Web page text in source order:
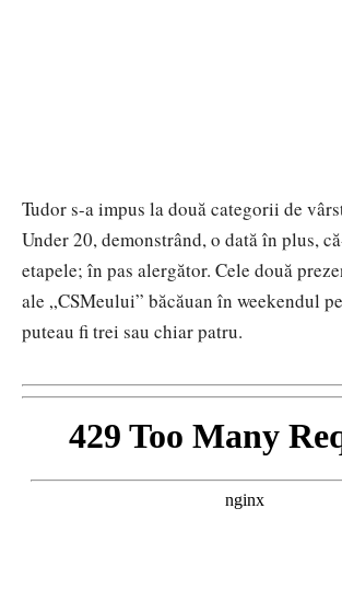
Tudor s-a impus la două categorii de
Under 20, demonstrând, o dată în plus,
etapele; în pas alergător. Cele două
ale „CSMeului” băcăuan în weekendul
puteau fi trei sau chiar patru.